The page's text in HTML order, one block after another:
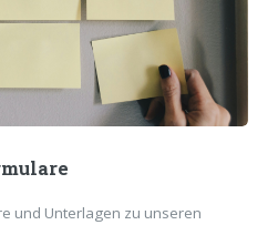
und Unterlagen zu unseren